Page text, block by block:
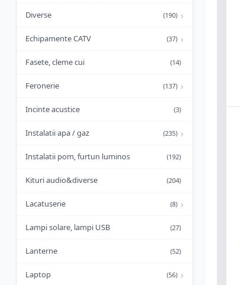
Diverse (190) ›
Echipamente CATV (37) ›
Fasete, cleme cui (14)
Feronerie (137) ›
Incinte acustice (3)
Instalatii apa / gaz (235) ›
Instalatii pom, furtun luminos (192)
Kituri audio&diverse (204)
Lacatuserie (8) ›
Lampi solare, lampi USB (27)
Lanterne (52)
Laptop (56) ›